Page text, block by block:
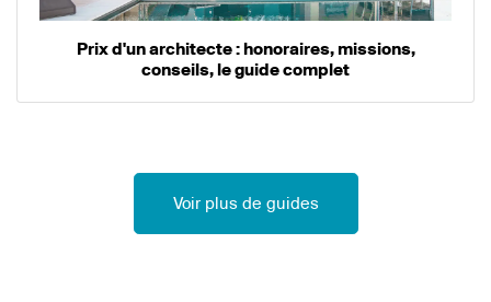
Prix d'un architecte : honoraires, missions,
conseils, le guide complet
Voir plus de guides